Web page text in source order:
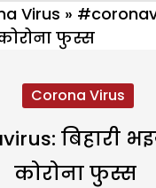
Virus »
फुस्स
Corona Virus
बिहारी
कोरोना फुस्स